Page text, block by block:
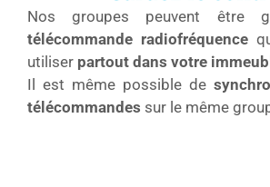
Nos groupes peuvent être
télécommande radiofréquence
utiliser partout dans votre
Il est même possible de
télécommandes sur le même